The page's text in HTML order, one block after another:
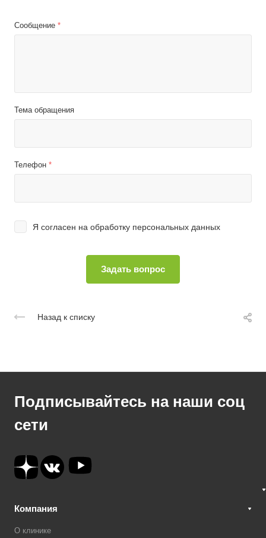
Сообщение *
Тема обращения
Телефон *
Я согласен на обработку персональных данных
Назад к списку
Подписывайтесь на наши соц
сети
Компания
О клинике